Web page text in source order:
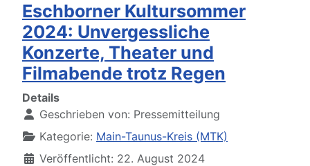
Eschborner Kultursommer
2024: Unvergessliche
Konzerte, Theater und
Filmabende trotz Regen
Details
Geschrieben von: Pressemitteilung
Kategorie: Main-Taunus-Kreis (MTK)
Veröffentlicht: 22. August 2024